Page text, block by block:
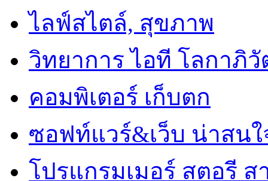
ไลฟ์สไตล์, สุขภาพ
วิทยาการ ไอที โลกาภิ
คอมพิเตอร์ เก็บตก
ซอฟท์แวร์&เว็บ น่าสนใ
โปรแกรมเมอร์ สตอรี ส